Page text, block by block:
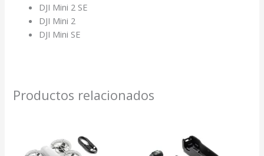
DJI Mini 2 SE
DJI Mini 2
DJI Mini SE
Productos relacionados